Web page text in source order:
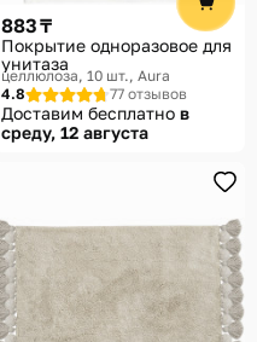
883 ₸
Покрытие одноразовое для
унитаза
целлюлоза, 10 шт. Aura
4.8
77 отзывов
Доставим бесплатно в
среду, 12 августа